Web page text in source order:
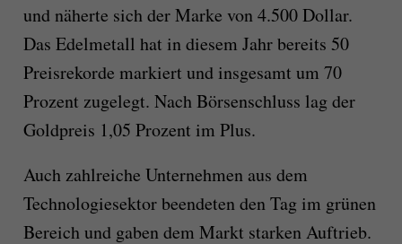
und näherte sich der Marke von 4.500 Dollar.
Das Edelmetall hat in diesem Jahr bereits 50
Preisrekorde markiert und insgesamt um 70
Prozent zugelegt. Nach Börsenschluss lag der
Goldpreis 1,05 Prozent im Plus.
Auch zahlreiche Unternehmen aus dem
Technologiesektor beendeten den Tag im grünen
Bereich und gaben dem Markt starken Auftrieb.